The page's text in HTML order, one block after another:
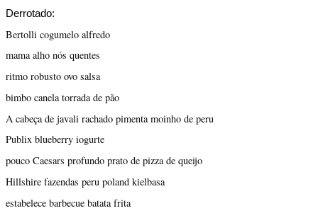
Derrotado:
Bertolli cogumelo alfredo
mama alho nós quentes
ritmo robusto ovo salsa
bimbo canela torrada de pão
A cabeça de javali rachado pimenta moinho de peru
Publix blueberry iogurte
pouco Caesars profundo prato de pizza de queijo
Hillshire fazendas peru poland kielbasa
estabelece barbecue batata frita